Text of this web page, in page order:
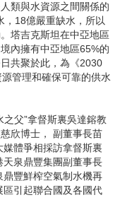
類與水資源之間關係的
18億嚴重缺水，所以
塔吉克斯坦在中亞地區
內擁有中亞地區65%的
共聚於此，為《2030
管理和確保可靠的供水
父”拿督斯裏吳達鎔教
欣博士， 副董事長苗
體爭相採訪拿督斯裏
泉鼎豐集團副董事長
豐鮮榨空氣制水機再
引起聯合國及各國代